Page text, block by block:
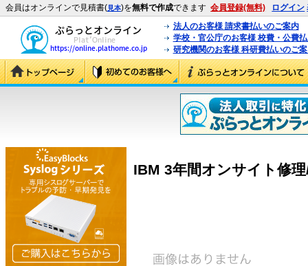
会員はオンラインで見積書(見本)を無料で作成できます 会員登録(無料) ログイン
法人のお客様 請求書払いのご案内
学校・官公庁のお客様 校費・公費
研究機関のお客様 科研費払いのご
IBM 3年間オンサイト修